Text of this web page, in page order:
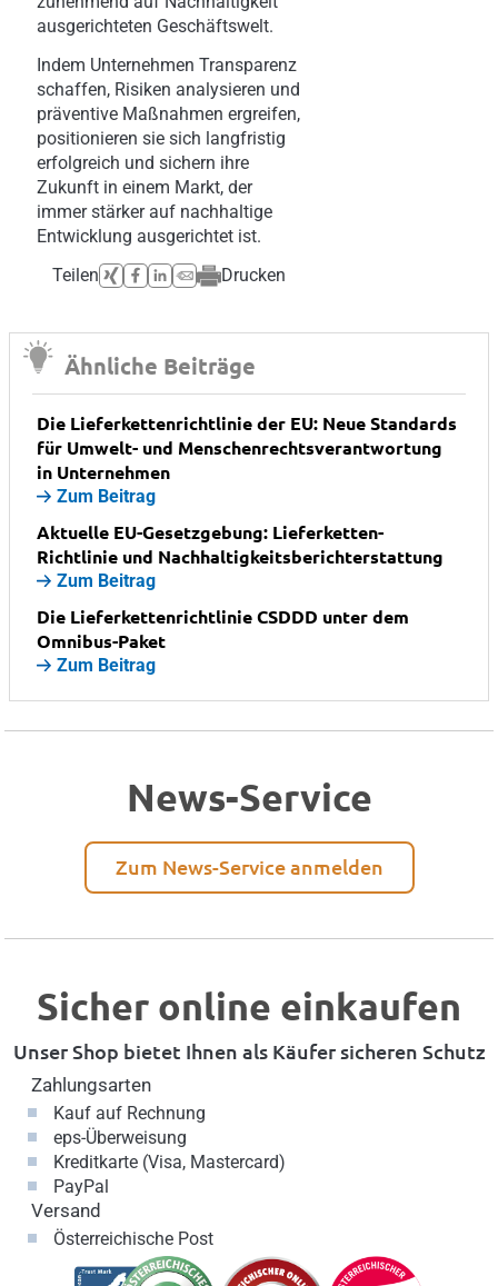
ausgerichteten Geschäftswelt.
Indem Unternehmen Transparenz
schaffen, Risiken analysieren und
präventive Maßnahmen ergreifen,
positionieren sie sich langfristig
erfolgreich und sichern ihre
Zukunft in einem Markt, der
immer stärker auf nachhaltige
Entwicklung ausgerichtet ist.
Teilen
Drucken
Ähnliche Beiträge
Die Lieferkettenrichtlinie der EU: Neue Standards
für Umwelt- und Menschenrechtsverantwortung
in Unternehmen
Zum Beitrag
Aktuelle EU-Gesetzgebung: Lieferketten-
Richtlinie und Nachhaltigkeitsberichterstattung
Zum Beitrag
Die Lieferkettenrichtlinie CSDDD unter dem
Omnibus-Paket
Zum Beitrag
News-Service
Zum News-Service anmelden
Sicher online einkaufen
Unser Shop bietet Ihnen als Käufer sicheren Schutz
Zahlungsarten
Kauf auf Rechnung
eps-Überweisung
Kreditkarte (Visa, Mastercard)
PayPal
Versand
Österreichische Post